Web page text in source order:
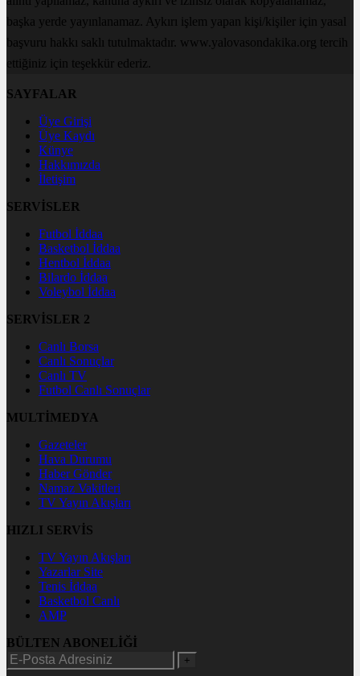
başka yerde yayınlanamaz. Aykırı işlem yapan kişi/kişiler için yasal
başvuru hakkı saklı tutulmaktadır. www.yalovasondakika.org tercih
ettiğiniz için teşekkür ederiz.
SAYFALAR
Üye Girişi
Üye Kaydı
Künye
Hakkımızda
İletişim
SERVİSLER
Futbol İddaa
Basketbol İddaa
Hentbol İddaa
Bilardo İddaa
Voleybol İddaa
SERVİSLER 2
Canlı Borsa
Canlı Sonuçlar
Canlı TV
Futbol Canlı Sonuçlar
MULTİMEDYA
Gazeteler
Hava Durumu
Haber Gönder
Namaz Vakitleri
TV Yayın Akışları
HIZLI SERVİS
TV Yayın Akışları
Yazarlar Site
Tenis İddaa
Basketbol Canlı
AMP
BÜLTEN ABONELİĞİ
+